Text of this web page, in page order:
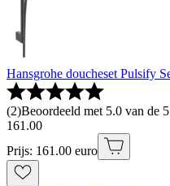
Hansgrohe doucheset Pulsify
(2)Beoordeeld met 5.0 van de
161 .00
Prijs: 161.00 euro